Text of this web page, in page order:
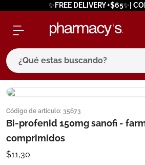
✨FREE DELIVERY +$65✨|
¿Qué estas buscando?
Código de artículo: 35673
Bi-profenid 150mg sanofi -
comprimidos
$11,30
términos más buscados
1. eucerin